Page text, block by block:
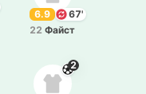
6.9
67'
22 Файст
2